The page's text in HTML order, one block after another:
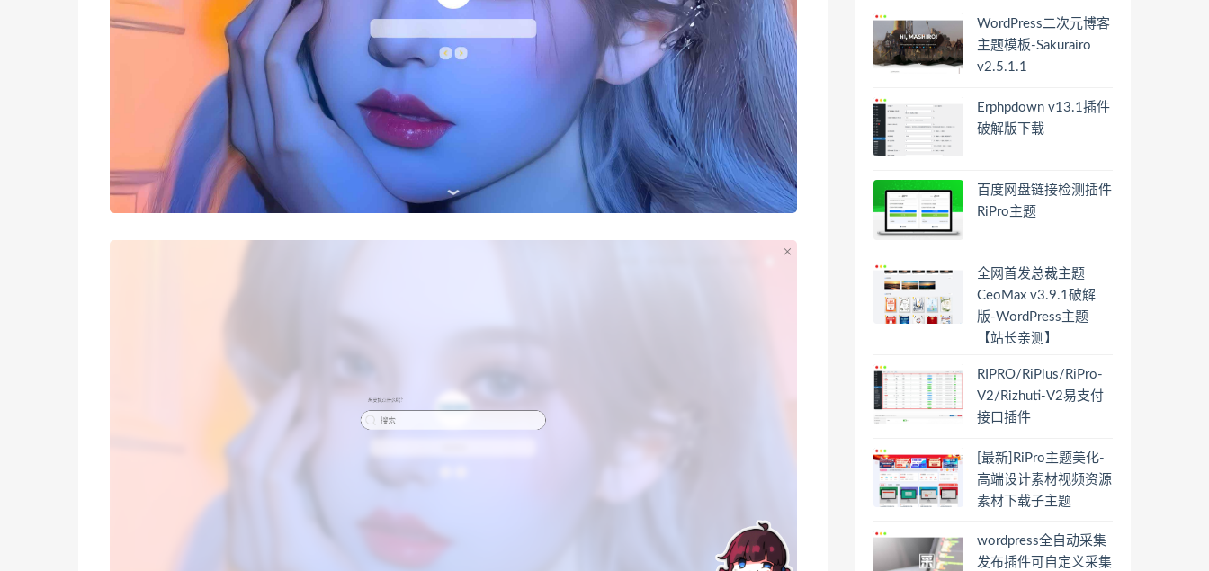
WordPress二次元博客
主题模板-Sakurairo
v2.5.1.1
Erphpdown v13.1插件
破解版下载
百度网盘链接检测插件
RiPro主题
全网首发总裁主题
CeoMax v3.9.1破解
版-WordPress主题
【站长亲测】
RIPRO/RiPlus/RiPro-
V2/Rizhuti-V2易支付
接口插件
[最新]RiPro主题美化-
高端设计素材视频资源
素材下载子主题
wordpress全自动采集
发布插件可自定义采集